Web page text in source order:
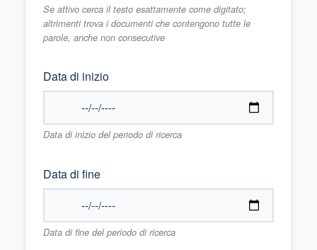
Se attivo cerca il testo esattamente come digitato;
altrimenti trova i documenti che contengono tutte le
parole, anche non consecutive
Data di inizio
Data di inizio del periodo di ricerca
Data di fine
Data di fine del periodo di ricerca